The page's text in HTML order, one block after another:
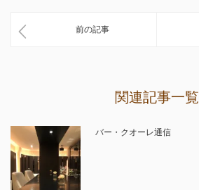
前の記事
関連記事一覧
バー・クオーレ通信